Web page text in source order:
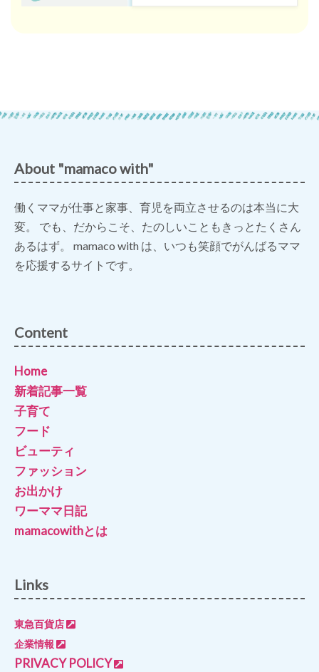
About "mamaco with"
働くママが仕事と家事、育児を両立させるのは本当に大
変。 でも、だからこそ、たのしいこともきっとたくさん
あるはず。 mamaco with は、いつも笑顔でがんばるママ
を応援するサイトです。
Content
Home
新着記事一覧
子育て
フード
ビューティ
ファッション
お出かけ
ワーママ日記
mamacowithとは
Links
東急百貨店
企業情報
PRIVACY POLICY